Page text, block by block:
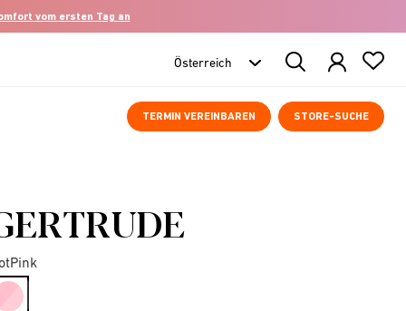
vom ersten Tag an
Search
Products
TERMIN VEREINBAREN STORE-SUCHE